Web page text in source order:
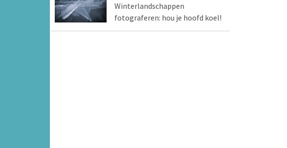
Winterlandschappen
fotograferen: hou je hoofd koel!